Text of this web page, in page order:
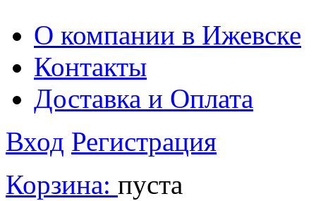
О компании в Ижевске
Контакты
Доставка и Оплата
Вход Регистрация
Корзина: пуста